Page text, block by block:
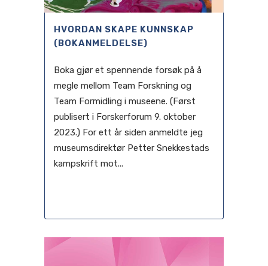
HVORDAN SKAPE KUNNSKAP
(BOKANMELDELSE)
Boka gjør et spennende forsøk på å
megle mellom Team Forskning og
Team Formidling i museene. (Først
publisert i Forskerforum 9. oktober
2023.) For ett år siden anmeldte jeg
museumsdirektør Petter Snekkestads
kampskrift mot...